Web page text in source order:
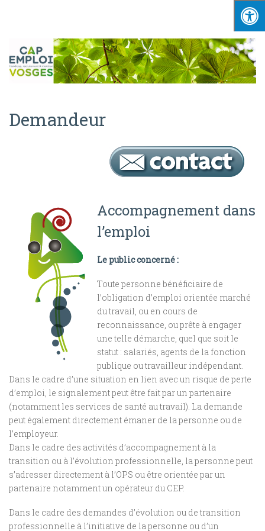
Demandeur
Accompagnement dans
l’emploi
Le public concerné :
Toute personne bénéficiaire de
l’obligation d’emploi orientée marché
du travail, ou en cours de
reconnaissance, ou prête à engager
une telle démarche, quel que soit le
statut : salariés, agents de la fonction
publique ou travailleur indépendant.
Dans le cadre d’une situation en lien avec un risque de perte
d’emploi, le signalement peut être fait par un partenaire
(notamment les services de santé au travail). La demande
peut également directement émaner de la personne ou de
l’employeur.
Dans le cadre des activités d’accompagnement à la
transition ou à l’évolution professionnelle, la personne peut
s’adresser directement à l’OPS ou être orientée par un
partenaire notamment un opérateur du CEP.
Dans le cadre des demandes d’évolution ou de transition
professionnelle à l’initiative de la personne ou d’un